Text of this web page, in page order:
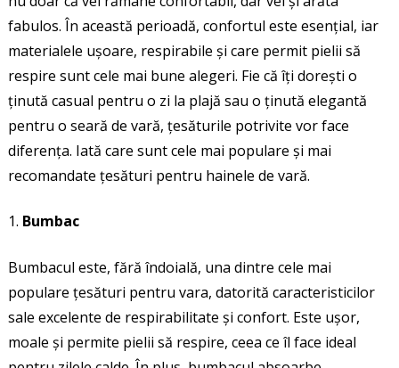
fabulos. În această perioadă, confortul este esențial, iar
materialele ușoare, respirabile și care permit pielii să
respire sunt cele mai bune alegeri. Fie că îți dorești o
ținută casual pentru o zi la plajă sau o ținută elegantă
pentru o seară de vară, țesăturile potrivite vor face
diferența. Iată care sunt cele mai populare și mai
recomandate țesături pentru hainele de vară.
Bumbac
Bumbacul este, fără îndoială, una dintre cele mai
populare țesături pentru vara, datorită caracteristicilor
sale excelente de respirabilitate și confort. Este ușor,
moale și permite pielii să respire, ceea ce îl face ideal